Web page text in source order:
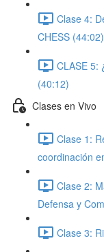
Clase 4:
CHESS (44:02)
CLASE 5:
(40:12)
Clases en Vivo
Clase 1:
coordinación
Clase 2:
Defensa y
Clase 3: